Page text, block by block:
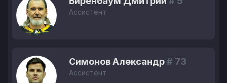
Ассистент
Симонов Александр# 73
Ассистент